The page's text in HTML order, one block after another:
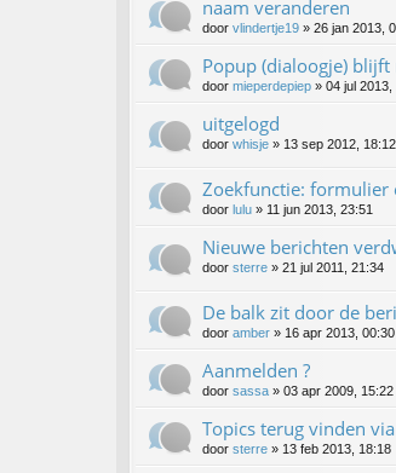
naam veranderen
door vlindertje19 » 26 jan 2013,
Popup (dialoogje)
door mieperdepiep » 04 jul 2013,
uitgelogd
door whisje » 13 sep 2012, 18:12
Zoekfunctie: formulier
door lulu » 11 jun 2013, 23:51
Nieuwe berichten
door sterre » 21 jul 2011, 21:34
De balk zit door de
door amber » 16 apr 2013, 00:30
Aanmelden ?
door sassa » 03 apr 2009, 15:22
Topics terug vinden
door sterre » 13 feb 2013, 18:18